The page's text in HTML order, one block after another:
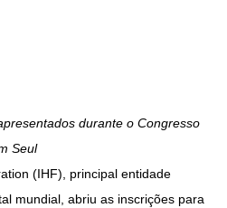
durante o Congresso
Seul
(IHF), principal entidade
mundial, abriu as inscrições para